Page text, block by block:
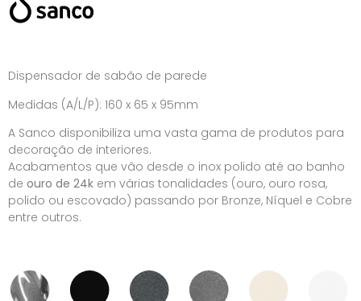
Dispensador de sabão de parede
Medidas (A/L/P): 160 x 65 x 95mm
A Sanco disponibiliza uma vasta gama de produtos para
decoração de interiores.
Acabamentos que vão desde o inox polido até ao banho
de ouro de 24k em várias tonalidades (ouro, ouro rosa,
polido ou escovado) passando por Bronze, Níquel e Cobre
entre outros.